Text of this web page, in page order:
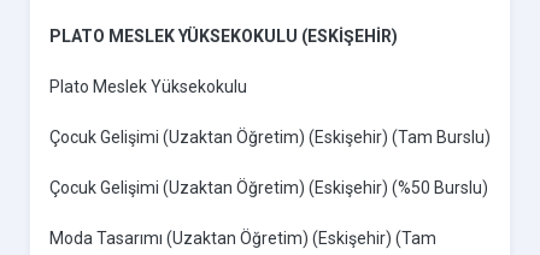
PLATO MESLEK YÜKSEKOKULU (ESKİŞEHİR)
Plato Meslek Yüksekokulu
Çocuk Gelişimi (Uzaktan Öğretim) (Eskişehir) (Tam Burslu)
Çocuk Gelişimi (Uzaktan Öğretim) (Eskişehir) (%50 Burslu)
Moda Tasarımı (Uzaktan Öğretim) (Eskişehir) (Tam